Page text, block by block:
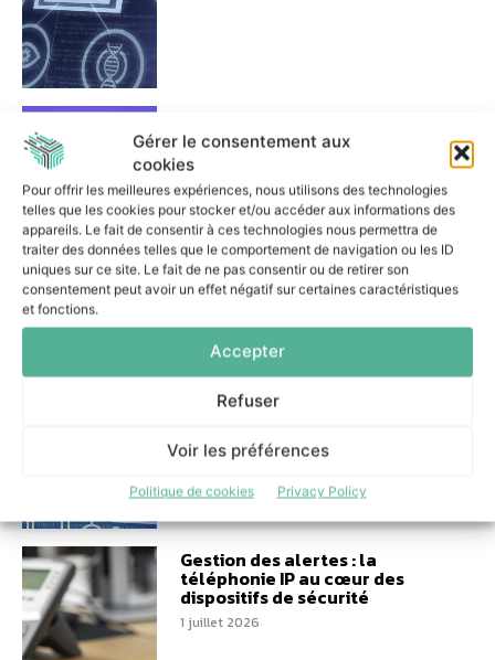
Gérer le consentement aux
cookies
Pour offrir les meilleures expériences, nous utilisons des technologies
telles que les cookies pour stocker et/ou accéder aux informations des
appareils. Le fait de consentir à ces technologies nous permettra de
traiter des données telles que le comportement de navigation ou les ID
uniques sur ce site. Le fait de ne pas consentir ou de retirer son
consentement peut avoir un effet négatif sur certaines caractéristiques
et fonctions.
Accepter
Refuser
Voir les préférences
Politique de cookies Privacy Policy
agentique : les trois décisions
essentielles
7 juillet 2026
Comment les banques
peuvent-elles encadrer le
Shadow AI ?
6 juillet 2026
Gestion des alertes : la
téléphonie IP au cœur des
dispositifs de sécurité
1 juillet 2026